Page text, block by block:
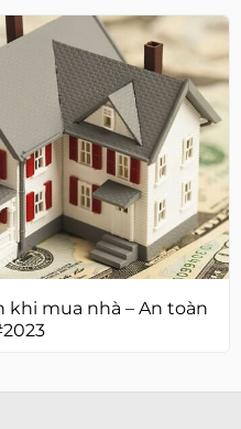
mua nhà – An toàn